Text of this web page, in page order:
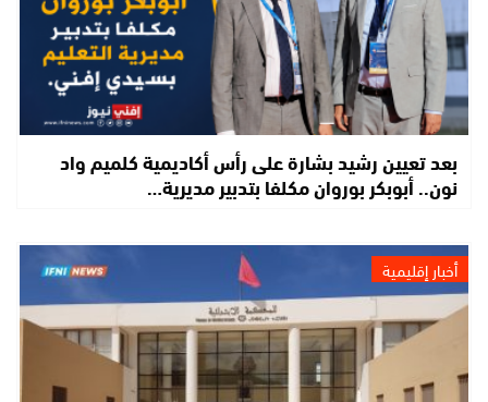
بعد تعيين رشيد بشارة على رأس أكاديمية كلميم واد
نون.. أبوبكر بوروان مكلفا بتدبير مديرية…
أخبار إقليمية